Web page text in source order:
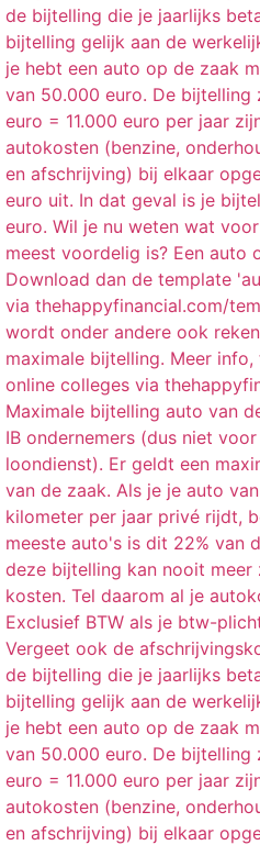
Maximale bijtelling auto van
IB ondernemers (dus niet voor
loondienst). Er geldt een
van de zaak. Als je je auto
kilometer per jaar privé rijdt,
meeste auto's is dit 22% van
deze bijtelling kan nooit meer
kosten. Tel daarom al je
Exclusief BTW als je btw-
Vergeet ook de
de bijtelling die je jaarlijks
bijtelling gelijk aan de
je hebt een auto op de zaak
van 50.000 euro. De bijtelling
euro = 11.000 euro per jaar
autokosten (benzine,
en afschrijving) bij elkaar